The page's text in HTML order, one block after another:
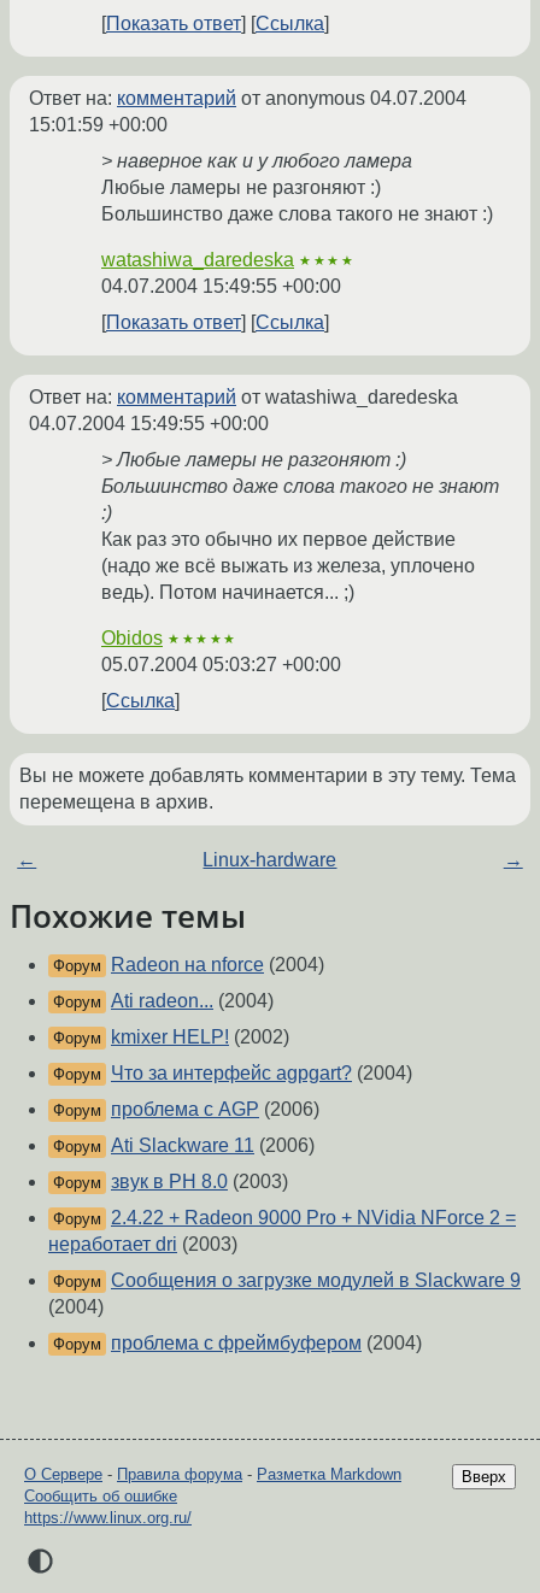
Показать ответ
Ссылка
Ответ на: комментарий от anonymous 04.07.2004
15:01:59 +00:00
> наверное как и у любого ламера
Любые ламеры не разгоняют :)
Большинство даже слова такого не знают :)
watashiwa_daredeska ★★★★
04.07.2004 15:49:55 +00:00
Показать ответ
Ссылка
Ответ на: комментарий от watashiwa_daredeska
04.07.2004 15:49:55 +00:00
> Любые ламеры не разгоняют :)
Большинство даже слова такого не знают
:)
Как раз это обычно их первое действие
(надо же всё выжать из железа, уплочено
ведь). Потом начинается... ;)
Obidos ★★★★★
05.07.2004 05:03:27 +00:00
Ссылка
Вы не можете добавлять комментарии в эту тему. Тема
перемещена в архив.
← Linux-hardware →
Похожие темы
Форум Radeon на nforce (2004)
Форум Ati radeon... (2004)
Форум kmixer HELP! (2002)
Форум Что за интерфейс agpgart? (2004)
Форум проблема с AGP (2006)
Форум Ati Slackware 11 (2006)
Форум звук в РН 8.0 (2003)
Форум
2.4.22 + Radeon 9000 Pro + NVidia NForce 2 =
неработает dri (2003)
Форум Сообщения о загрузке модулей в Slackware 9
(2004)
Форум проблема с фреймбуфером (2004)
Вверх
О Сервере - Правила форума- Разметка Markdown
Сообщить об ошибке
https://www.linux.org.ru/